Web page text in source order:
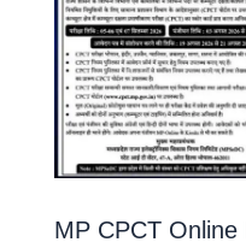
MP CPCT